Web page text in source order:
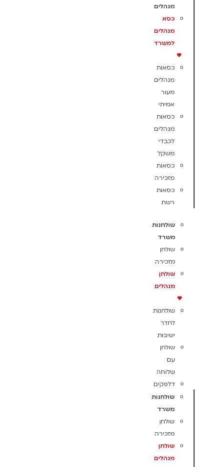
מנהלים
כסא
מנהלים
למשרד
כסאות
מנהלים
מעור
אמיתי
כסאות
מנהלים
לכבדי
משקל
כסאות
מזכירה
כסאות
רשת
שולחנות
משרד
שולחן
מזכירה
שולחן
מנהלים
שולחנות
לחדר
ישיבות
שולחן
עם
שלוחה
דלפקים
שולחנות
משרד
שולחן
מזכירה
שולחן
מנהלים